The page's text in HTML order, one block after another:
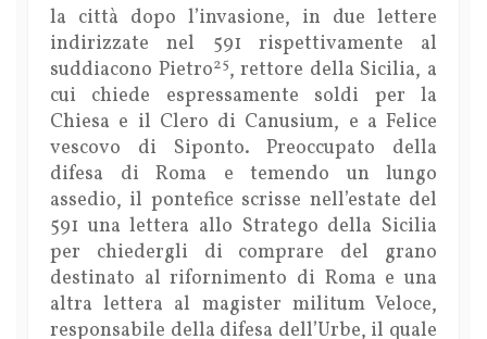
la città dopo l’invasione, in due lettere
indirizzate nel 591 rispettivamente al
suddiacono Pietro25, rettore della Sicilia, a
cui chiede espressamente soldi per la
Chiesa e il Clero di Canusium, e a Felice
vescovo di Siponto. Preoccupato della
difesa di Roma e temendo un lungo
assedio, il pontefice scrisse nell’estate del
591 una lettera allo Stratego della Sicilia
per chiedergli di comprare del grano
destinato al rifornimento di Roma e una
altra lettera al magister militum Veloce,
responsabile della difesa dell’Urbe, il quale